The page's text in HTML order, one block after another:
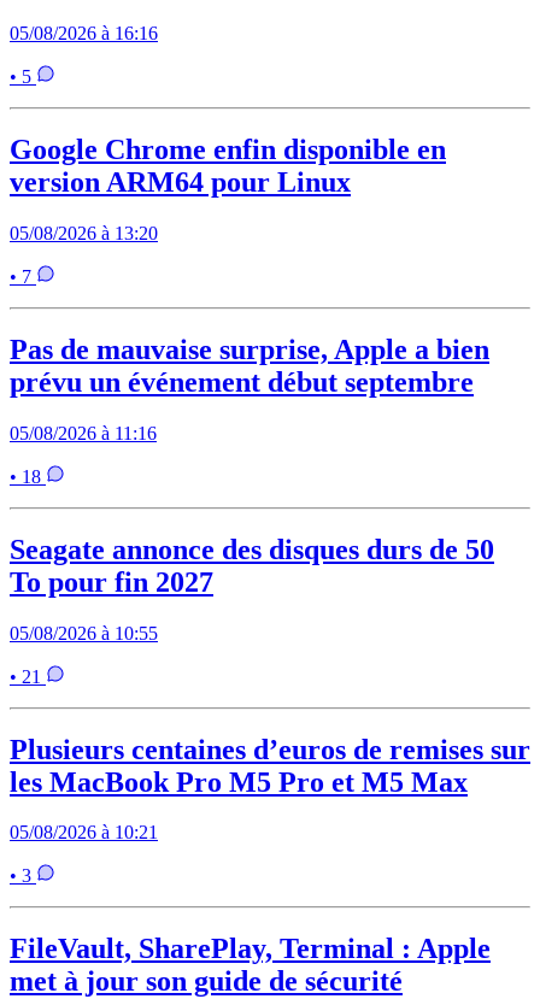
05/08/2026 à 16:16
• 5
Google Chrome enfin disponible en
version ARM64 pour Linux
05/08/2026 à 13:20
• 7
Pas de mauvaise surprise, Apple a bien
prévu un événement début septembre
05/08/2026 à 11:16
• 18
Seagate annonce des disques durs de 50
To pour fin 2027
05/08/2026 à 10:55
• 21
Plusieurs centaines d’euros de remises sur
les MacBook Pro M5 Pro et M5 Max
05/08/2026 à 10:21
• 3
FileVault, SharePlay, Terminal : Apple
met à jour son guide de sécurité